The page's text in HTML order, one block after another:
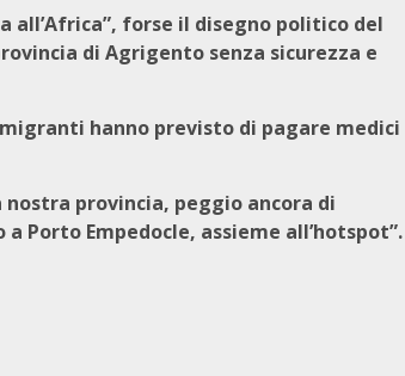
all’Africa”, forse il disegno politico del
di Agrigento senza sicurezza e
hanno previsto di pagare medici
provincia, peggio ancora di
Porto Empedocle, assieme all’hotspot”.